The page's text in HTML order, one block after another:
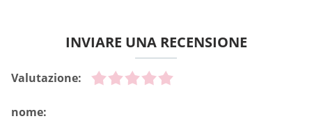
INVIARE UNA RECENSIONE
Valutazione:
nome: